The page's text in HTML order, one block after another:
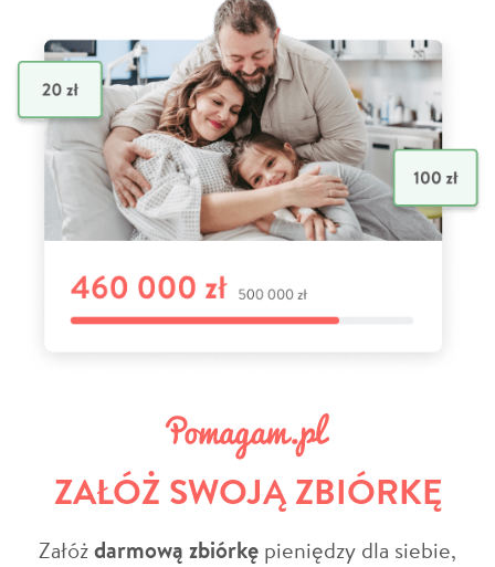
ZAŁÓŻ SWOJĄ ZBIÓRKĘ
Załóżdarmową zbiórkę pieniędzy dla siebie,